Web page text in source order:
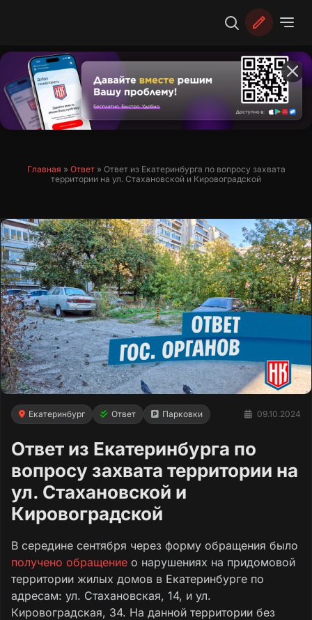
Главная » Ответ» Ответ из Екатеринбурга по вопросу захвата
территории на ул. Стахановской и Кировоградской
Екатеринбург Ответ Парковки 09.10.2024
Ответ из Екатеринбурга по
вопросу захвата территории на
ул. Стахановской и
Кировоградской
В середине сентября через форму обращения было
получено обращение о нарушениях на придомовой
территории жилых домов в Екатеринбурге по
адресам: ул. Стахановская, 14, и ул.
Кировоградская, 34. На данной территории без